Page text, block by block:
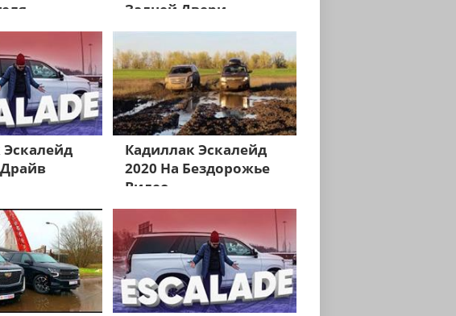
Задней Двери
Драйв
Кадиллак Эскалейд
2020 На Бездорожье
Видео